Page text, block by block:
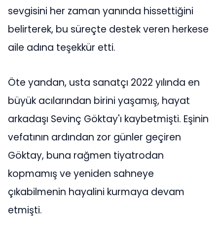
sevgisini her zaman yanında hissettiğini
belirterek, bu süreçte destek veren herkese
aile adına teşekkür etti.
Öte yandan, usta sanatçı 2022 yılında en
büyük acılarından birini yaşamış, hayat
arkadaşı Sevinç Göktay'ı kaybetmişti. Eşinin
vefatının ardından zor günler geçiren
Göktay, buna rağmen tiyatrodan
kopmamış ve yeniden sahneye
çıkabilmenin hayalini kurmaya devam
etmişti.